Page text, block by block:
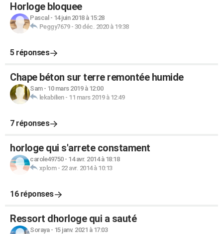
Horloge bloquee
Pascal - 14 juin 2018 à 15:28
Peggy7679- 30 déc. 2020 à 19:38
5 réponses
Chape béton sur terre remontée humide
Sam- 10 mars 2019 à 12:00
lekabilien- 11 mars 2019 à 12:49
7 réponses
horloge qui s'arrete constament
carole49750- 14 avr. 2014 à 18:18
xplom- 22 avr. 2014 à 10:13
16 réponses
Ressort dhorloge qui a sauté
Soraya- 15 janv. 2021 à 17:03